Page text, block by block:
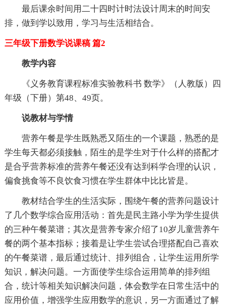
最后课余时间用二十四时计时法设计周末的时间安
排，做到学以致用，学习与生活相结合。
三年级下册数学说课稿 篇2
教学内容
《义务教育课程标准实验教科书 数学》（人教版）四
年级（下册）第48、49页。
说教材与学情
营养午餐是学生既熟悉又陌生的一个课题，熟悉的是
学生每天都必须接触，陌生的是学生对于什么样的搭配才
是合乎营养标准的营养午餐还没有达到科学合理的认识，
偏食挑食等不良饮食习惯在学生群体中比比皆是。
教材结合学生的生活实际，围绕午餐的营养问题设计
了几个数学综合应用活动：首先是民主路小学为学生提供
的三种午餐菜谱；其次是营养专家介绍了10岁儿童营养午
餐的两个基本指标；接着是让学生尝试合理搭配自己喜欢
的午餐菜谱，最后通过统计、排列组合，让学生运用所学
知识，解决问题。一方面使学生综合运用简单的排列组
合，统计等相关知识解决问题，体会数学在日常生活中的
应用价值，增强学生应用数学的意识，另一方面通过了解